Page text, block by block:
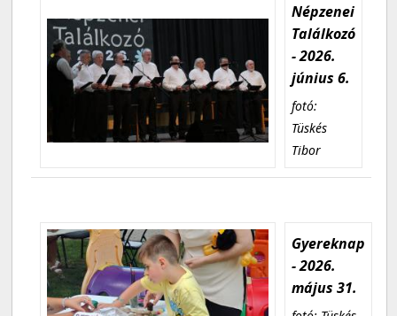
Népzenei
Találkozó
- 2026.
június 6.
fotó:
Tüskés
Tibor
Gyereknap
- 2026.
május 31.